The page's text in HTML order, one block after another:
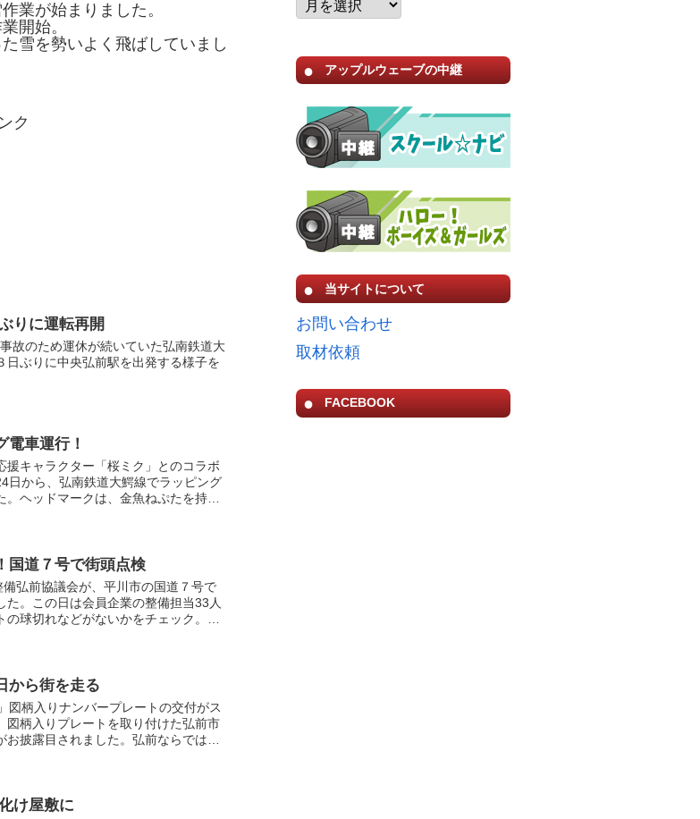
業が始まりました。
開始。
雪を勢いよく飛ばしていまし
ク
りに運転再開
故のため運休が続いていた弘南鉄道大
日ぶりに中央弘前駅を出発する様子を
電車運行！
援キャラクター「桜ミク」とのコラボ
日から、弘南鉄道大鰐線でラッピング
。ヘッドマークは、金魚ねぷたを持っ
国道７号で街頭点検
弘前協議会が、平川市の国道７号で
た。この日は会員企業の整備担当33人
球切れなどがないかをチェック。県
から街を走る
図柄入りナンバープレートの交付がス
図柄入りプレートを取り付けた弘前市
披露目されました。弘前ならではの
け屋敷に
アップルウェーブの中継
当サイトについて
お問い合わせ
取材依頼
FACEBOOK